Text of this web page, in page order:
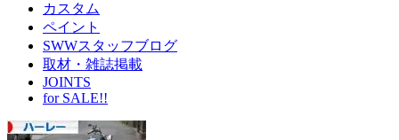
カスタム
ペイント
SWWスタッフブログ
取材・雑誌掲載
JOINTS
for SALE!!